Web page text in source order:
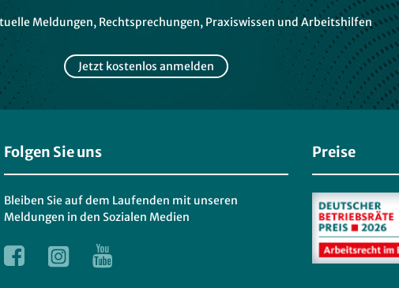
Meldungen, Rechtsprechungen, Praxiswissen und Arbeitshilfen
Jetzt kostenlos anmelden
Folgen Sie uns
Bleiben Sie auf dem Laufenden mit unseren
Meldungen in den Sozialen Medien
Preise